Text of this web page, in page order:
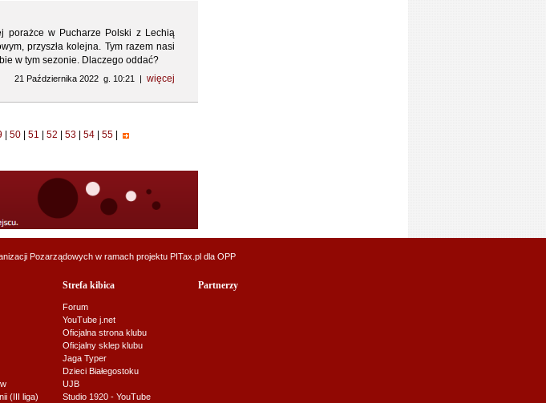
porażce w Pucharze Polski z Lechią
przyszła kolejna. Tym razem nasi
w tym sezonie. Dlaczego oddać?
21 Października 2022 g. 10:21 | więcej
50 51 52 53 54 55
Pozarządowych w ramach projektu PITax.pl dla OPP
(III liga)
Strefa kibica
Forum
YouTube j.net
Oficjalna strona klubu
Oficjalny sklep klubu
Jaga Typer
Dzieci Białegostoku
UJB
Studio 1920 - YouTube
Partnerzy